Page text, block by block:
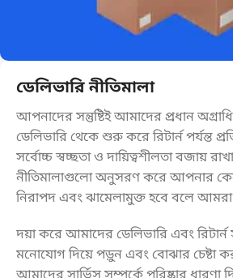
ডেলিভারি নীতিমালা
আপনাদের সন্তুষ্টিই আমাদের প্রধান
ডেলিভারি থেকে শুরু করে রিটার্ন পর্যন্ত
সর্বোচ্চ স্বচ্ছতা ও দায়িত্বশীলতা বজায়
নীতিমালাগুলো অনুসরণ করে আপনার
নিরাপদ এবং ঝামেলামুক্ত হবে বলে আমরা
দয়া করে আমাদের ডেলিভারি এবং রিটার্ন
মনোযোগ দিয়ে পড়ুন এবং বোঝার চেষ্টা